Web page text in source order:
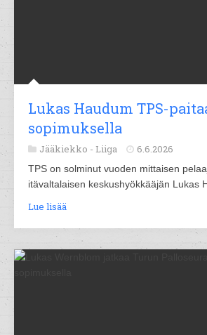
Lukas Haudum TPS-
sopimuksella
Jääkiekko - Liiga 6.6.2026
TPS on solminut vuoden mittaisen
itävaltalaisen keskushyökkääjän Lukas
Lue lisää